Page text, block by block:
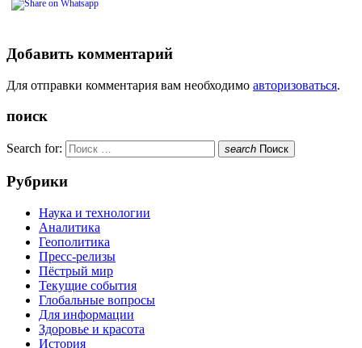
Добавить комментарий
Для отправки комментария вам необходимо авторизоваться.
поиск
Search for: search Поиск
Рубрики
Наука и технологии
Аналитика
Геополитика
Пресс-релизы
Пёстрый мир
Текущие события
Глобальные вопросы
Для информации
Здоровье и красота
История